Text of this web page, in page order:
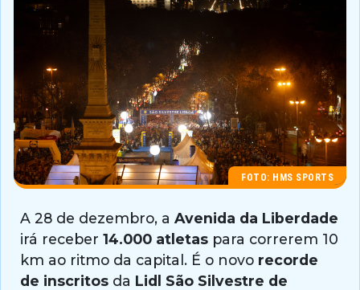
FOTO: HMS SPORTS
A 28 de dezembro, a Avenida da Liberdade
irá receber 14.000 atletas para correrem 10
km ao ritmo da capital. É o novo recorde
de inscritos da Lidl São Silvestre de